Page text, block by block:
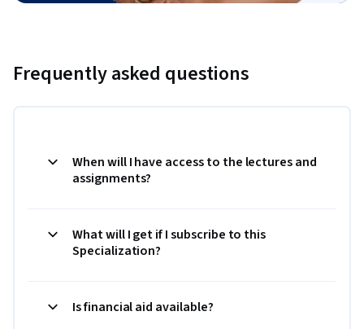
Frequently asked questions
When will I have access to the lectures and
assignments?
What will I get if I subscribe to this
Specialization?
Is financial aid available?